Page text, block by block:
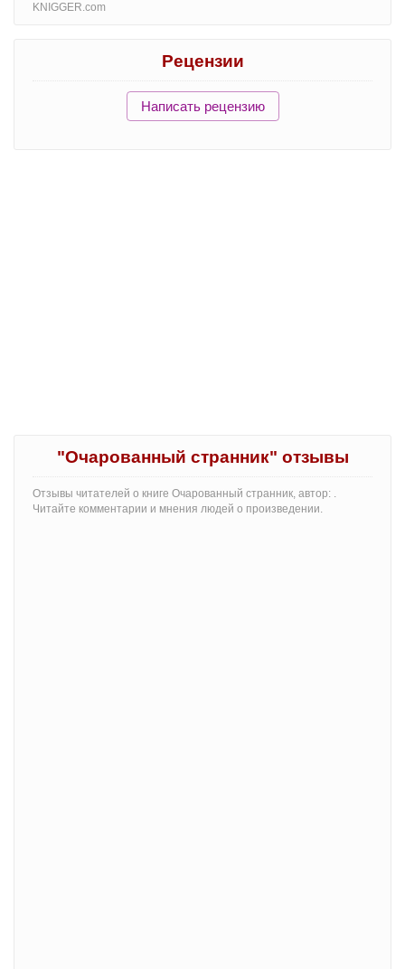
KNIGGER.com
Рецензии
Написать рецензию
"Очарованный странник" отзывы
Отзывы читателей о книге Очарованный странник, автор: .
Читайте комментарии и мнения людей о произведении.